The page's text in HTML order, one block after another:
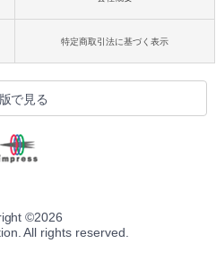
特定商取引法に基づく表示
で見る
©2026
All rights reserved.